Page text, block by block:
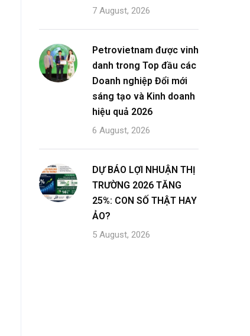
7 August, 2026
Petrovietnam được vinh
danh trong Top đầu các
Doanh nghiệp Đổi mới
sáng tạo và Kinh doanh
hiệu quả 2026
6 August, 2026
DỰ BÁO LỢI NHUẬN THỊ
TRƯỜNG 2026 TĂNG
25%: CON SỐ THẬT HAY
ẢO?
5 August, 2026